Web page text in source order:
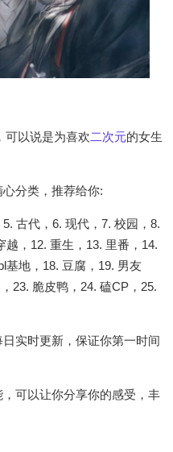
可以说是为喜欢二次元的女生
分类，推荐给你:
5. 古代，6. 现代，7. 校园，8.
，12. 重生，13. 里番，14.
基地，18. 豆腐，19. 男友
23. 脆皮鸭，24. 磕CP，25.
实时更新，保证你第一时间
可以让你分享你的感受，丰